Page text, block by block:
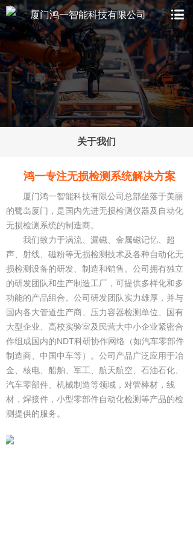
厦门鸿一智能科技有限公司
关于我们
厦门鸿一智能科技有限公司总部坐落于美丽
的鹭岛厦门，是国内先进无损检测仪器及自动化
无损检测系统的制造商。
我们致力于涡流、漏磁、金属磁记忆、超
声、射线、磁粉等无损检测技术及各种自动化无
损检测设备的研发、制造和销售。公司拥有独立
的研发团队和生产制造工厂，可提供多样化和多
功能的产品组合。公司研发团队实力雄厚，并与
国内各大管道生产商、压力容器检测单位、国有
大型企业、高校实验室及民营大中小企业紧密合
作组成国内的NDT科研协作网络（如汽车零部件
制造商、中国中车等）。公司产品广泛应用于冶
金、核电、船舶、军工、航天航空、石油石化、
汽车零部件、机械制造等领域，对管棒材，线
材，焊接件，小型零部件自动化检测等产品的检
测提供的服务。
鸿一专注无损检测系统解决方案